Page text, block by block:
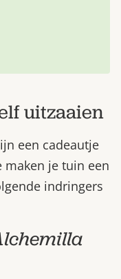
uitzaaien
een cadeautje
maken je tuin een
indringers